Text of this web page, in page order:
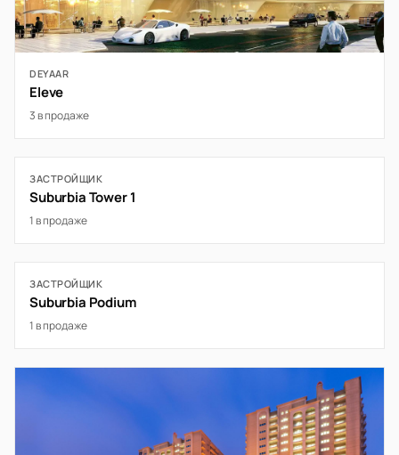
DEYAAR
Eleve
3 в продаже
ЗАСТРОЙЩИК
Suburbia Tower 1
1 в продаже
ЗАСТРОЙЩИК
Suburbia Podium
1 в продаже